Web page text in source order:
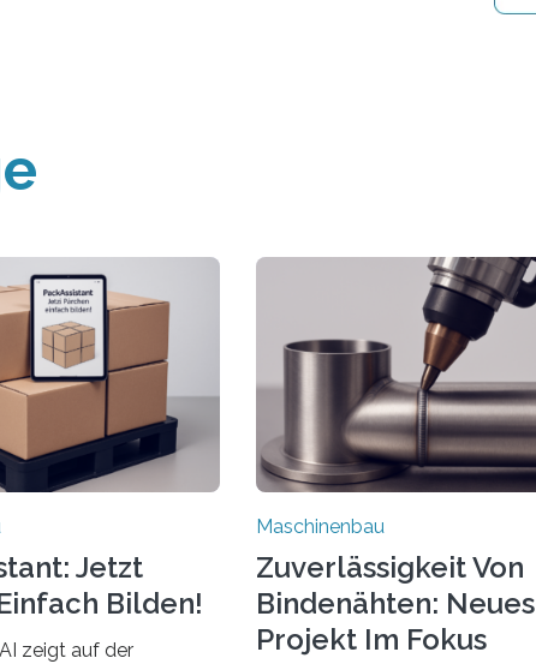
Jetzt
Bilden!
zeigt auf der
Maschinenbau
Zuverlässigkeit Von
Bindenähten: Neues
Projekt Im Fokus